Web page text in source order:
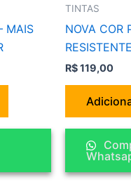
MAIS
TINTAS
NOVA COR
R$119,00